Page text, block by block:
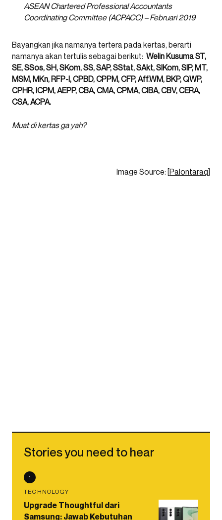
ASEAN Chartered Professional Accountants
Coordinating Committee (ACPACC) – Februari 2019
Bayangkan jika namanya tertera pada kertas, berarti
namanya akan tertulis sebagai berikut: Welin Kusuma ST,
SE, SSos, SH, SKom, SS, SAP, SStat, SAkt, SIKom, SIP, MT,
MSM, MKn, RFP-I, CPBD, CPPM, CFP, Aff.WM, BKP, QWP,
CPHR, ICPM, AEPP, CBA, CMA, CPMA, CIBA, CBV, CERA,
CSA, ACPA.
Muat di kertas ga yah?
Image Source: [Palontaraq]
Stories you need to hear
1
TECHNOLOGY
Upgrade Thoughtful dari
Samsung: Jawab Kebutuhan